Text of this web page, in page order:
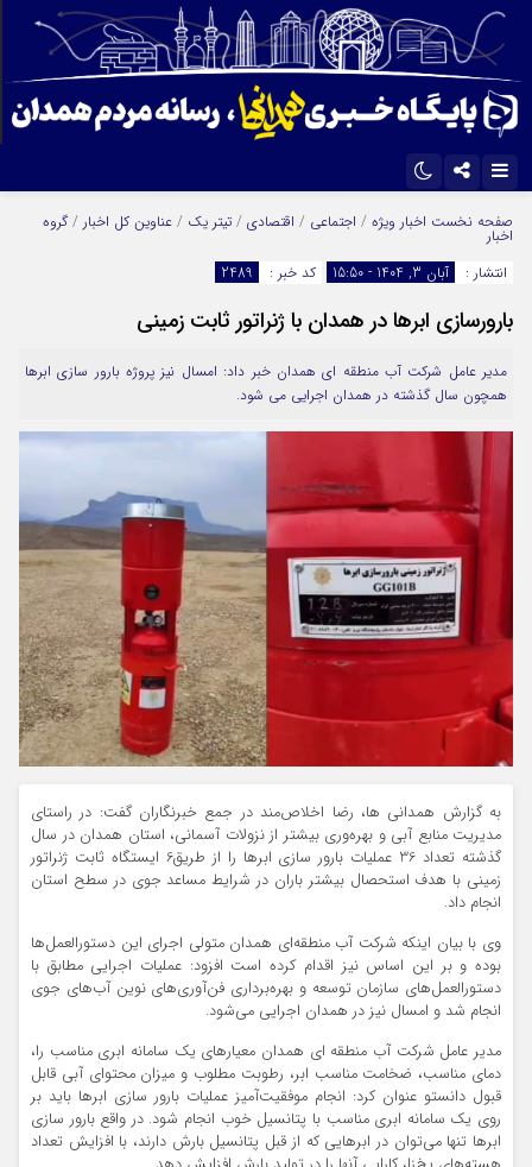
اینستاگرام
تلگرام
ایتا
آپارات
صفحه نخست اخبار ویژه / اجتماعی / اقتصادی / تیتر یک / عناوین کل اخبار / گروه
اخبار
انتشار :
آبان 3, 1404 - 15:50 کد خبر : 2489
بارورسازی ابرها در همدان با ژنراتور ثابت زمینی
مدیر عامل شرکت آب منطقه ای همدان خبر داد: امسال نیز پروژه بارور سازی ابرها
همچون سال گذشته در همدان اجرایی می شود.
به گزارش همدانی ها، رضا اخلاص‌مند در جمع خبرنگاران گفت: در راستای
مدیریت منابع آبی و بهره‌وری بیشتر از نزولات آسمانی، استان همدان در سال
گذشته تعداد 36 عملیات بارور سازی ابرها را از طریق6 ایستگاه ثابت ژنراتور
زمینی با هدف استحصال بیشتر باران در شرایط مساعد جوی در سطح استان
انجام داد.
وی با بیان اینکه شرکت آب منطقه‌ای همدان متولی اجرای این دستورالعمل‌ها
بوده و بر این اساس نیز اقدام کرده است افزود: عملیات اجرایی مطابق با
دستورالعمل‌های سازمان توسعه و بهره‌برداری فن‌آوری‌های نوین آب‌های جوی
انجام شد و امسال نیز در همدان اجرایی می‌شود.
مدیر عامل شرکت آب منطقه ای همدان معیارهای یک سامانه ابری مناسب را،
دمای مناسب، ضخامت مناسب ابر، رطوبت مطلوب و میزان محتوای آبی قابل
قبول دانستو عنوان کرد: انجام موفقیت‌آمیز عملیات بارور سازی ابرها باید بر
روی یک سامانه ابری مناسب با پتانسیل خوب انجام شود. در واقع بارور سازی
ابرها تنها می‌توان در ابرهایی که از قبل پتانسیل بارش دارند، با افزایش تعداد